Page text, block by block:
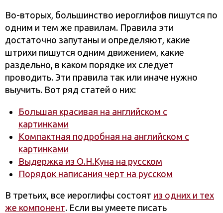
Во-вторых, большинство иероглифов пишутся по
одним и тем же правилам. Правила эти
достаточно запутаны и определяют, какие
штрихи пишутся одним движением, какие
раздельно, в каком порядке их следует
проводить. Эти правила так или иначе нужно
выучить. Вот ряд статей о них:
Большая красивая на английском с
картинками
Компактная подробная на английском с
картинками
Выдержка из О.Н.Куна на русском
Порядок написания черт на русском
В третьих, все иероглифы состоят из одних и тех
же компонент. Если вы умеете писать